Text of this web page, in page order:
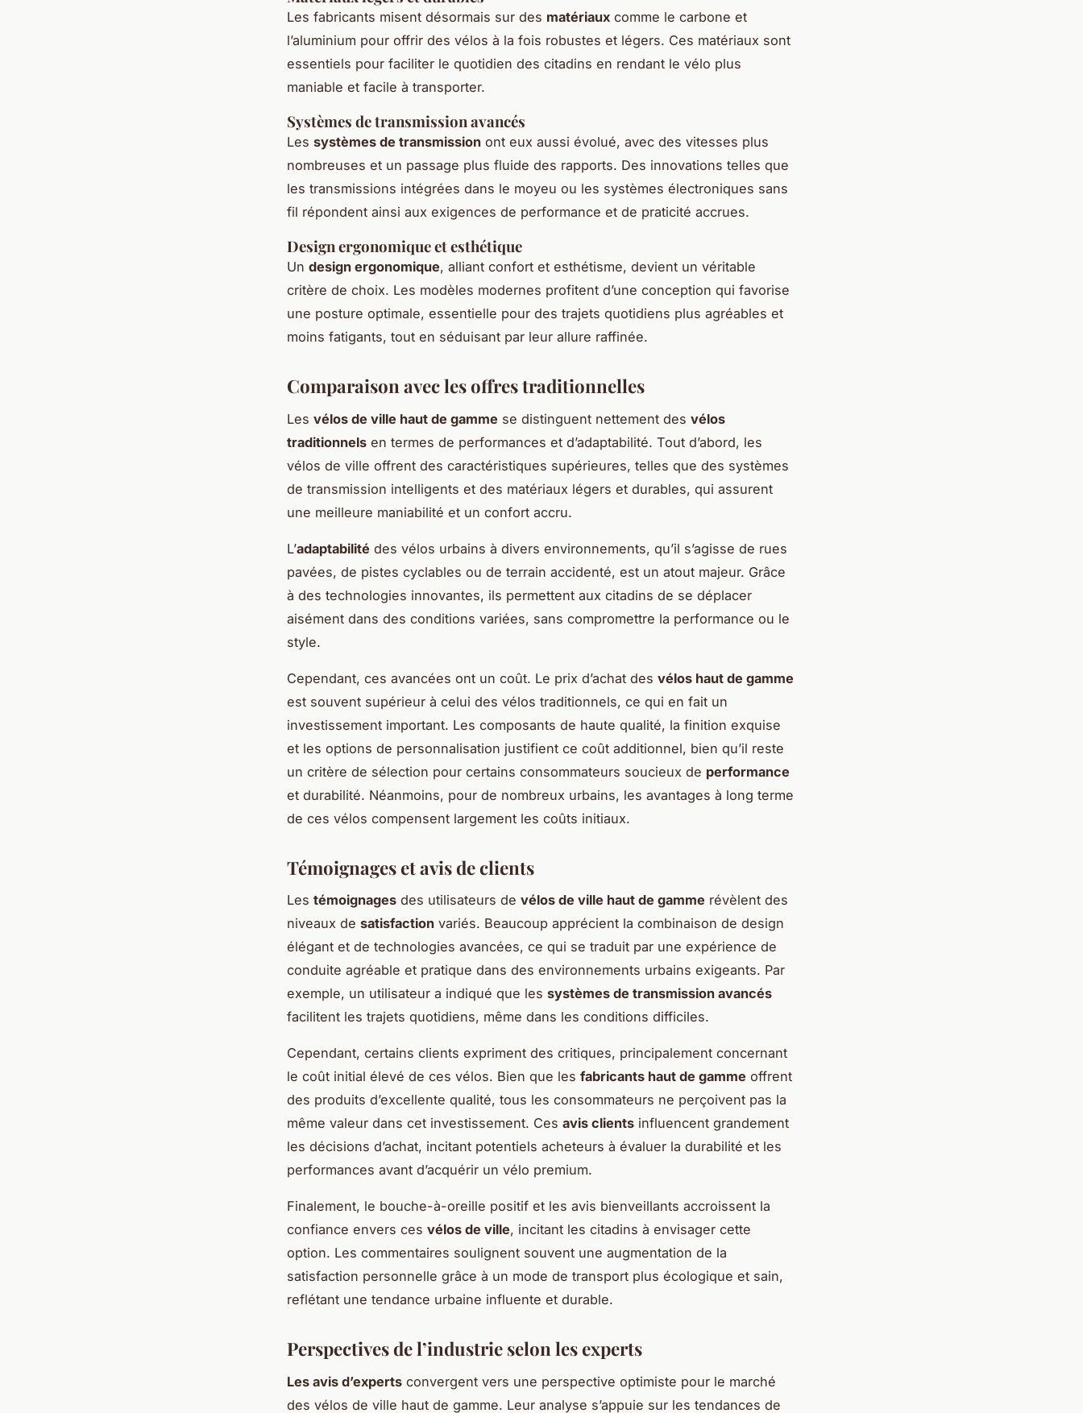
Les fabricants misent désormais sur des matériaux comme le carbone et
l’aluminium pour offrir des vélos à la fois robustes et légers. Ces matériaux sont
essentiels pour faciliter le quotidien des citadins en rendant le vélo plus
maniable et facile à transporter.
Systèmes de transmission avancés
Les systèmes de transmission ont eux aussi évolué, avec des vitesses plus
nombreuses et un passage plus fluide des rapports. Des innovations telles que
les transmissions intégrées dans le moyeu ou les systèmes électroniques sans
fil répondent ainsi aux exigences de performance et de praticité accrues.
Design ergonomique et esthétique
Un design ergonomique, alliant confort et esthétisme, devient un véritable
critère de choix. Les modèles modernes profitent d’une conception qui favorise
une posture optimale, essentielle pour des trajets quotidiens plus agréables et
moins fatigants, tout en séduisant par leur allure raffinée.
Comparaison avec les offres traditionnelles
Les vélos de ville haut de gamme se distinguent nettement des vélos
traditionnels en termes de performances et d’adaptabilité. Tout d’abord, les
vélos de ville offrent des caractéristiques supérieures, telles que des systèmes
de transmission intelligents et des matériaux légers et durables, qui assurent
une meilleure maniabilité et un confort accru.
L’adaptabilité des vélos urbains à divers environnements, qu’il s’agisse de rues
pavées, de pistes cyclables ou de terrain accidenté, est un atout majeur. Grâce
à des technologies innovantes, ils permettent aux citadins de se déplacer
aisément dans des conditions variées, sans compromettre la performance ou le
style.
Cependant, ces avancées ont un coût. Le prix d’achat des vélos haut de gamme
est souvent supérieur à celui des vélos traditionnels, ce qui en fait un
investissement important. Les composants de haute qualité, la finition exquise
et les options de personnalisation justifient ce coût additionnel, bien qu’il reste
un critère de sélection pour certains consommateurs soucieux de performance
et durabilité. Néanmoins, pour de nombreux urbains, les avantages à long terme
de ces vélos compensent largement les coûts initiaux.
Témoignages et avis de clients
Les témoignages des utilisateurs de vélos de ville haut de gamme révèlent des
niveaux de satisfaction variés. Beaucoup apprécient la combinaison de design
élégant et de technologies avancées, ce qui se traduit par une expérience de
conduite agréable et pratique dans des environnements urbains exigeants. Par
exemple, un utilisateur a indiqué que les systèmes de transmission avancés
facilitent les trajets quotidiens, même dans les conditions difficiles.
Cependant, certains clients expriment des critiques, principalement concernant
le coût initial élevé de ces vélos. Bien que les fabricants haut de gamme offrent
des produits d’excellente qualité, tous les consommateurs ne perçoivent pas la
même valeur dans cet investissement. Ces avis clients influencent grandement
les décisions d’achat, incitant potentiels acheteurs à évaluer la durabilité et les
performances avant d’acquérir un vélo premium.
Finalement, le bouche-à-oreille positif et les avis bienveillants accroissent la
confiance envers ces vélos de ville, incitant les citadins à envisager cette
option. Les commentaires soulignent souvent une augmentation de la
satisfaction personnelle grâce à un mode de transport plus écologique et sain,
reflétant une tendance urbaine influente et durable.
Perspectives de l’industrie selon les experts
Les avis d’experts convergent vers une perspective optimiste pour le marché
des vélos de ville haut de gamme. Leur analyse s’appuie sur les tendances de